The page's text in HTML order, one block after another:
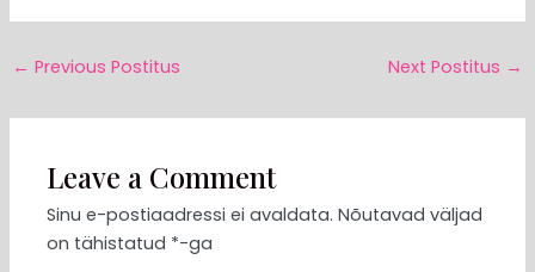
← Previous Postitus Next Postitus →
Leave a Comment
Sinu e-postiaadressi ei avaldata. Nõutavad väljad
on tähistatud *-ga